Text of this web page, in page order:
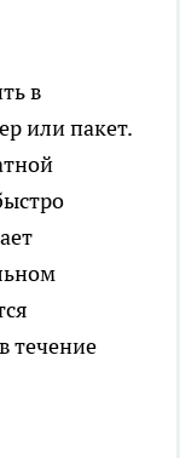
в
или пакет.
течение